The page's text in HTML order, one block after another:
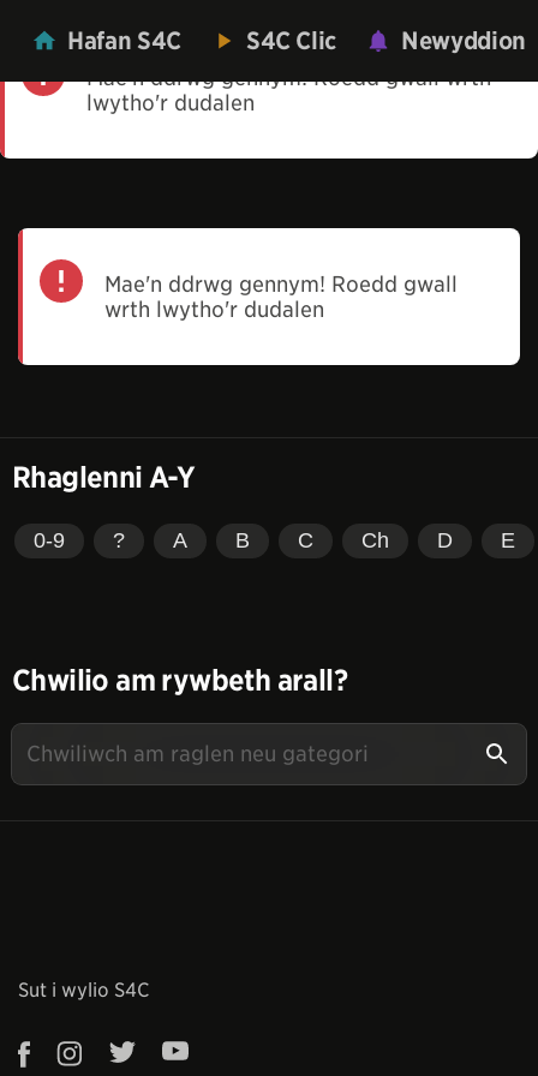
Hafan S4C S4C Clic Newyddion
Mae'n ddrwg gennym! Roedd gwall wrth
lwytho'r dudalen
Mae'n ddrwg gennym! Roedd gwall
wrth lwytho'r dudalen
Rhaglenni A-Y
0-9 ? A B C Ch D E
Chwilio am rywbeth arall?
Sut i wylio S4C